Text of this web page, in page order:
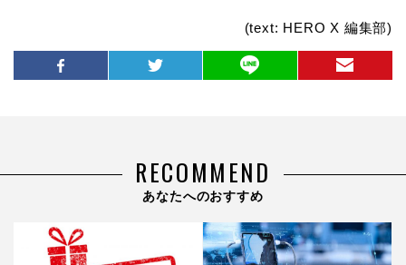
(text: HERO X 編集部)
RECOMMEND
あなたへのおすすめ